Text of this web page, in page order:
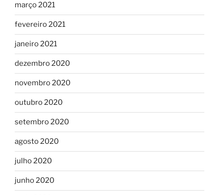
março 2021
fevereiro 2021
janeiro 2021
dezembro 2020
novembro 2020
outubro 2020
setembro 2020
agosto 2020
julho 2020
junho 2020